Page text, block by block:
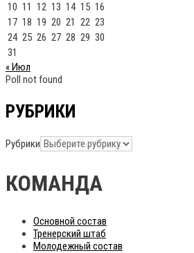
10 11 12 13 14 15 16
17 18 19 20 21 22 23
24 25 26 27 28 29 30
31
« Июл
Poll not found
РУБРИКИ
Рубрики
КОМАНДА
Основной состав
Тренерский штаб
Молодежный состав